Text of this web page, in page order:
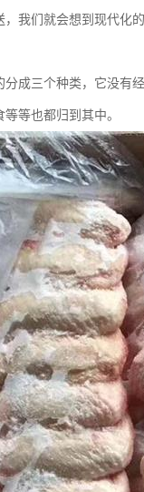
，我们就会想到现代化
成三个种类，它没有
等也都归到其中。